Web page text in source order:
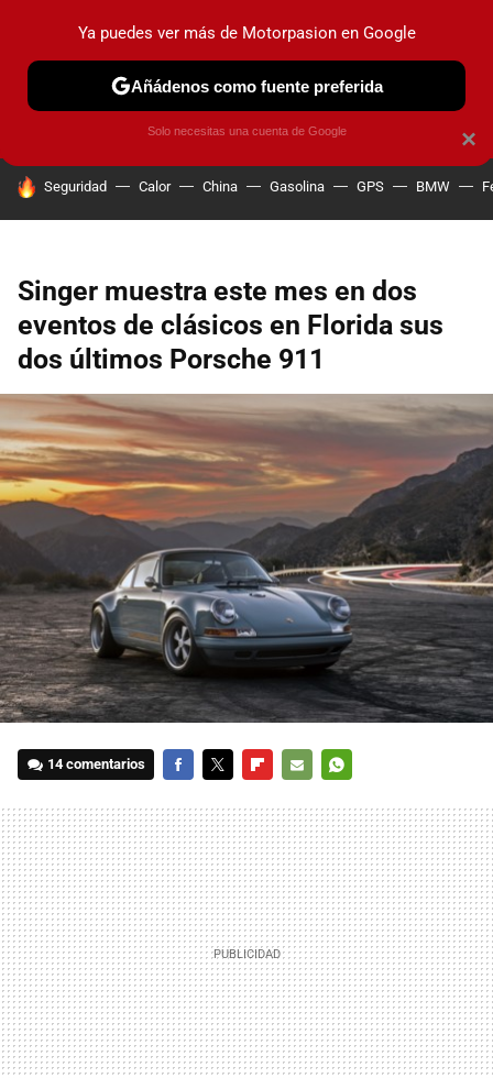
PRUEBAS COCHES ELÉCTRICOS OBSERVATORIO
HOY SE HABLA DE
Seguridad Calor China Gasolina GPS BMW
Singer muestra este mes en dos
eventos de clásicos en Florida sus
dos últimos Porsche 911
14 comentarios
MAIL
×
Ya puedes ver más de Motorpasion en Google
Añádenos como fuente preferida
Solo necesitas una cuenta de Google